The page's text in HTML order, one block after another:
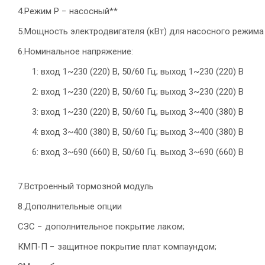
4.Режим P − насосный**
5.Мощность электродвигателя (кВт) для насосного
6.Номинальное напряжение:
1: вход 1~230 (220) В, 50/60 Гц; выход 1~230 (220) В
2: вход 1~230 (220) В, 50/60 Гц; выход 3~230 (220) В
3: вход 1~230 (220) В, 50/60 Гц, выход 3~400 (380) В
4: вход 3~400 (380) В, 50/60 Гц; выход 3~400 (380) В
6: вход 3~690 (660) В, 50/60 Гц. выход 3~690 (660) В
7.Встроенный тормозной модуль
8.Дополнительные опции
СЗС − дополнительное покрытие лаком;
КМП-П − защитное покрытие плат компаундом;